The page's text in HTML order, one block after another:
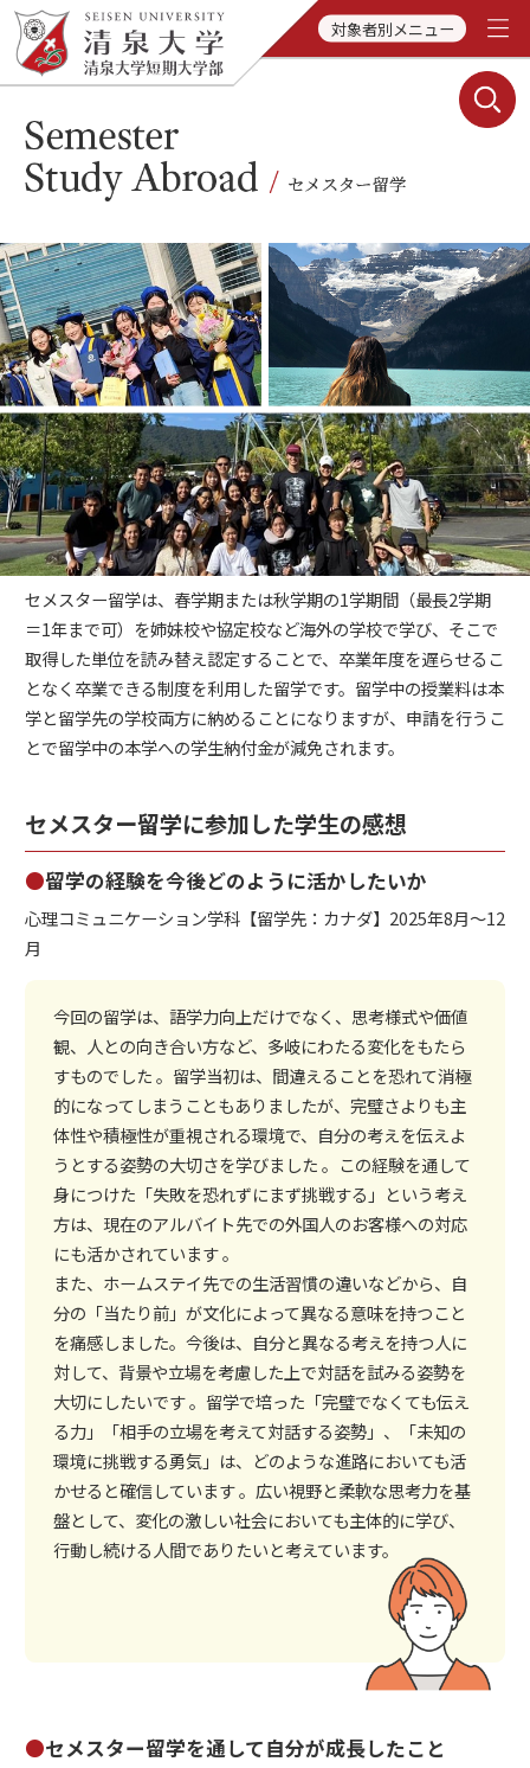
対象者別メニュー
セメスター留学は、春学期または秋学期の1学期間（最長2学期
＝1年まで可）を姉妹校や協定校など海外の学校で学び、そこで
取得した単位を読み替え認定することで、卒業年度を遅らせるこ
となく卒業できる制度を利用した留学です。留学中の授業料は本
学と留学先の学校両方に納めることになりますが、申請を行うこ
とで留学中の本学への学生納付金が減免されます。
セメスター留学に参加した学生の感想
●留学の経験を今後どのように活かしたいか
心理コミュニケーション学科【留学先：カナダ】2025年8月～12
月
今回の留学は、語学力向上だけでなく、思考様式や価値
観、人との向き合い方など、多岐にわたる変化をもたら
すものでした 。留学当初は、間違えることを恐れて消極
的になってしまうこともありましたが、完璧さよりも主
体性や積極性が重視される環境で、自分の考えを伝えよ
うとする姿勢の大切さを学びました 。この経験を通して
身につけた「失敗を恐れずにまず挑戦する」という考え
方は、現在のアルバイト先での外国人のお客様への対応
にも活かされています 。
また、ホームステイ先での生活習慣の違いなどから、自
分の「当たり前」が文化によって異なる意味を持つこと
を痛感しました。今後は、自分と異なる考えを持つ人に
対して、背景や立場を考慮した上で対話を試みる姿勢を
大切にしたいです 。留学で培った「完璧でなくても伝え
る力」「相手の立場を考えて対話する姿勢」、「未知の
環境に挑戦する勇気」は、どのような進路においても活
かせると確信しています 。広い視野と柔軟な思考力を基
盤として、変化の激しい社会においても主体的に学び、
行動し続ける人間でありたいと考えています。
●セメスター留学を通して自分が成長したこと